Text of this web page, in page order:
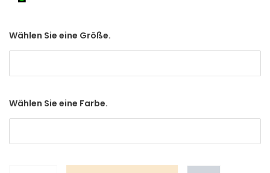
Wählen Sie eine Größe.
Wählen Sie eine Farbe.